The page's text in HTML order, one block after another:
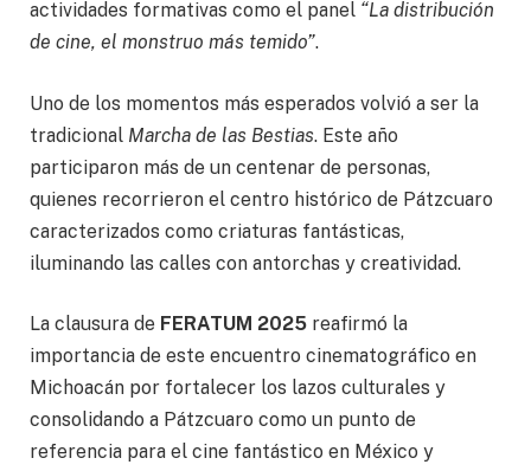
actividades formativas como el panel “La distribución
de cine, el monstruo más temido”.
Uno de los momentos más esperados volvió a ser la
tradicional Marcha de las Bestias. Este año
participaron más de un centenar de personas,
quienes recorrieron el centro histórico de Pátzcuaro
caracterizados como criaturas fantásticas,
iluminando las calles con antorchas y creatividad.
La clausura de FERATUM 2025 reafirmó la
importancia de este encuentro cinematográfico en
Michoacán por fortalecer los lazos culturales y
consolidando a Pátzcuaro como un punto de
referencia para el cine fantástico en México y